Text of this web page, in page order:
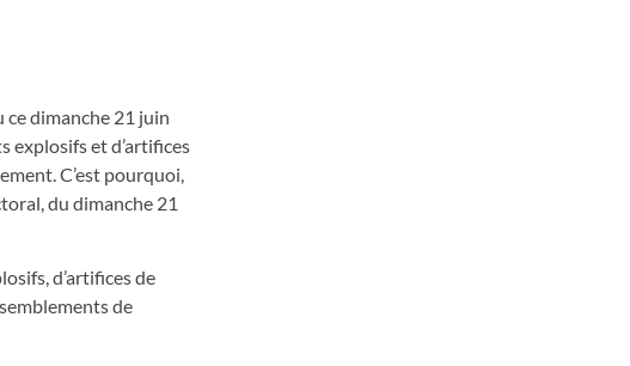
ce dimanche 21 juin
explosifs et d’artifices
C’est pourquoi,
du dimanche 21
d’artifices de
de